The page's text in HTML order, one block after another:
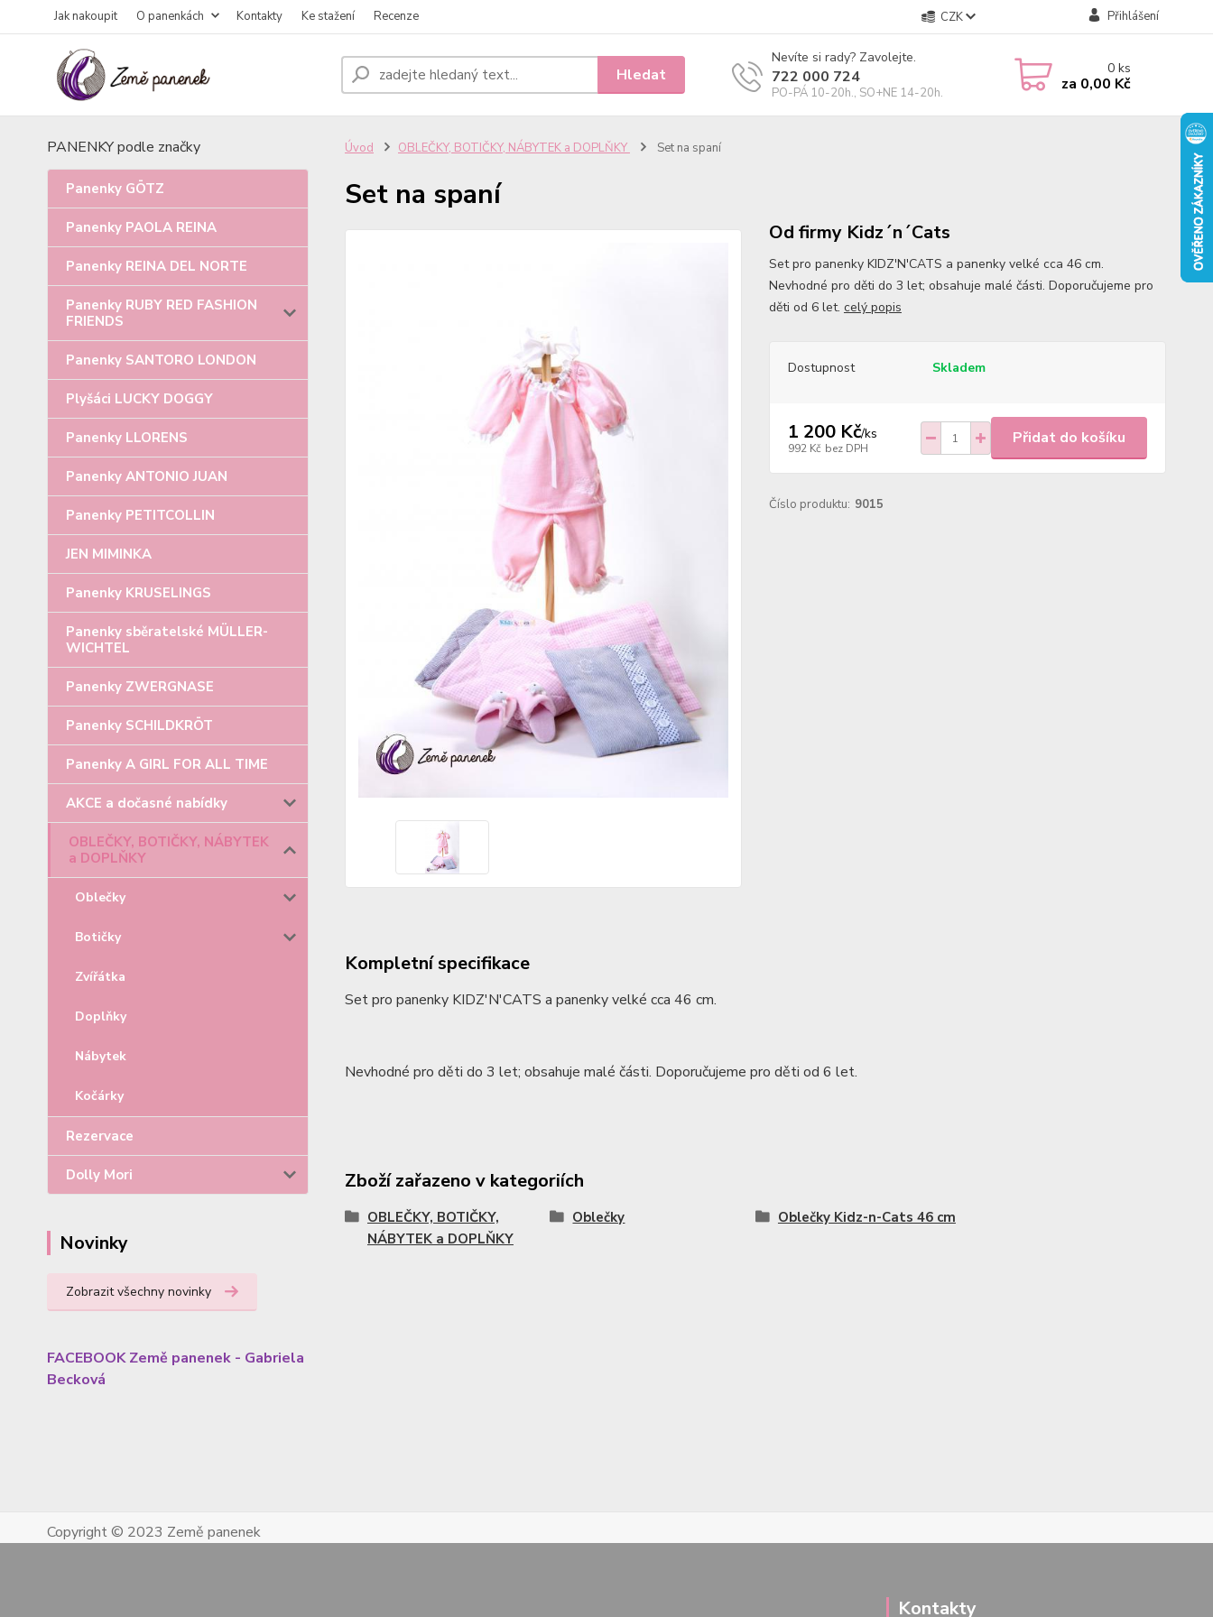
Jak nakoupit O panenkách Kontakty Ke stažení Recenze CZK Přihlášení
Hledat
Nevíte si rady? Zavolejte.
722 000 724
PO-PÁ 10-20h., SO+NE 14-20h.
0ks
za 0,00 Kč
PANENKY podle značky
Panenky GÖTZ
Panenky PAOLA REINA
Panenky REINA DEL NORTE
Panenky RUBY RED FASHION
FRIENDS
Panenky SANTORO LONDON
Plyšáci LUCKY DOGGY
Panenky LLORENS
Panenky ANTONIO JUAN
Panenky PETITCOLLIN
JEN MIMINKA
Panenky KRUSELINGS
Panenky sběratelské MÜLLER-
WICHTEL
Panenky ZWERGNASE
Panenky SCHILDKRÖT
Panenky A GIRL FOR ALL TIME
AKCE a dočasné nabídky
OBLEČKY, BOTIČKY, NÁBYTEK
a DOPLŇKY
Oblečky
Botičky
Zvířátka
Doplňky
Nábytek
Kočárky
Rezervace
Dolly Mori
Novinky
Zobrazit všechny novinky
FACEBOOK Země panenek - Gabriela
Becková
Úvod OBLEČKY, BOTIČKY, NÁBYTEK a DOPLŇKY Set na spaní
Set na spaní
Od firmy Kidz´n´Cats
Set pro panenky KIDZ'N'CATS a panenky velké cca 46 cm.
Nevhodné pro děti do 3 let; obsahuje malé části. Doporučujeme pro
děti od 6 let. celý popis
Dostupnost Skladem
1 200 Kč/ks
992 Kč bez DPH
Přidat do košíku
Číslo produktu: 9015
Kompletní specifikace
Set pro panenky KIDZ'N'CATS a panenky velké cca 46 cm.
Nevhodné pro děti do 3 let; obsahuje malé části. Doporučujeme pro děti od 6 let.
Zboží zařazeno v kategoriích
OBLEČKY, BOTIČKY,
NÁBYTEK a DOPLŇKY
Oblečky Oblečky Kidz-n-Cats 46 cm
Copyright © 2023 Země panenek
Kontakty